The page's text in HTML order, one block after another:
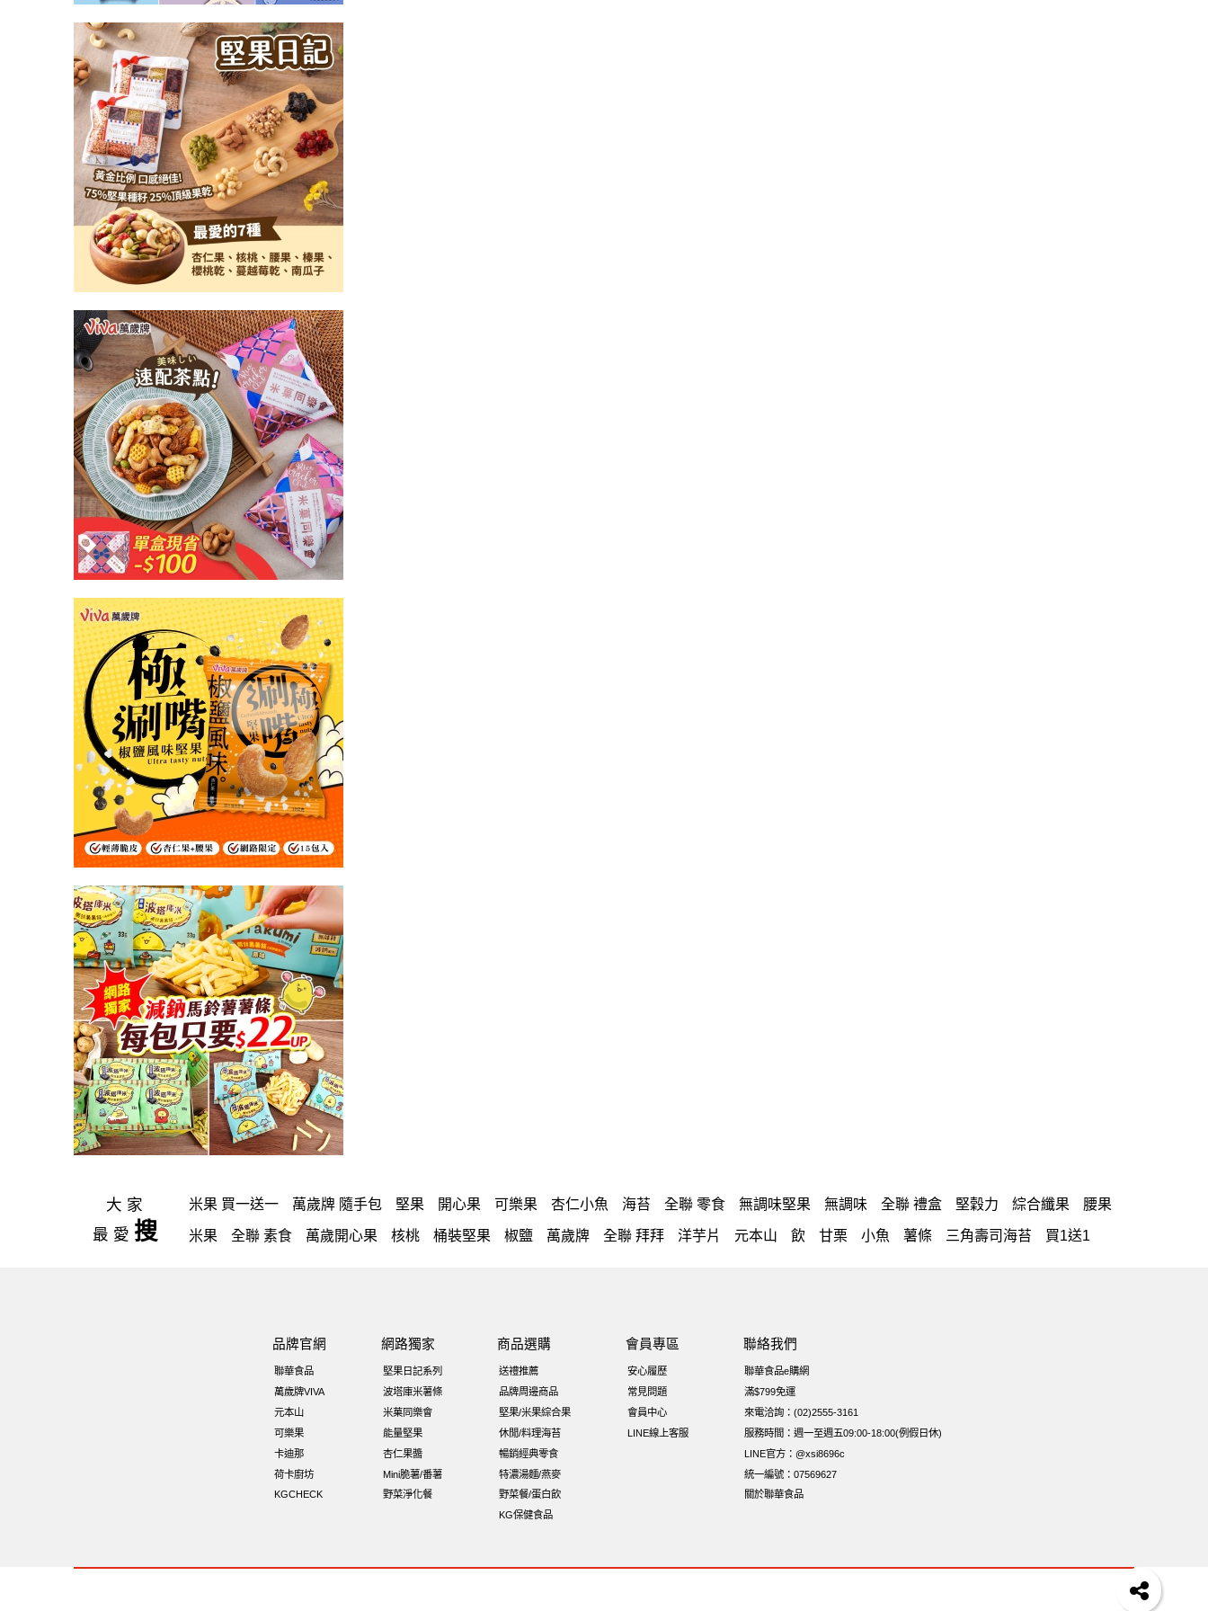
大家
最愛 搜
米果 買一送一 萬歲牌 隨手包 堅果 開心果 可樂果 杏仁小魚 海苔 全聯 零食 無調味堅果 無調味 全聯 禮盒 堅穀力 綜合纖果 腰果
米果 全聯 素食 萬歲開心果 核桃 桶裝堅果 椒鹽 萬歲牌 全聯 拜拜 洋芋片 元本山 飲 甘栗 小魚 薯條 三角壽司海苔 買1送1
飯卷專用海苔 萬歲牌-堅穀力 總匯點心 隨手包 脆片 綜合 中秋禮盒 味付
Costco 萬歲牌堅果 芝麻 穀物棒 拜拜箱 全聯 核桃 寶寶 海苔 波浪脆 卡廸那95℃薯條原味18克*5包 60g
品牌官網
聯華食品
萬歲牌VIVA
元本山
可樂果
卡迪那
荷卡廚坊
KGCHECK
網路獨家
堅果日記系列
波塔庫米薯條
米菓同樂會
能量堅果
杏仁果醬
Mini脆薯/番薯
野菜淨化餐
商品選購
送禮推薦
品牌周邊商品
堅果/米果綜合果
休閒/料理海苔
暢銷經典零食
特濃湯麵/燕麥
野菜餐/蛋白飲
KG保健食品
會員專區
安心履歷
常見問題
會員中心
LINE線上客服
聯絡我們
聯華食品e購網
滿$799免運
來電洽詢：(02)2555-3161
服務時間：週一至週五09:00-18:00(例假日休)
LINE官方：@xsi8696c
統一編號：07569627
關於聯華食品